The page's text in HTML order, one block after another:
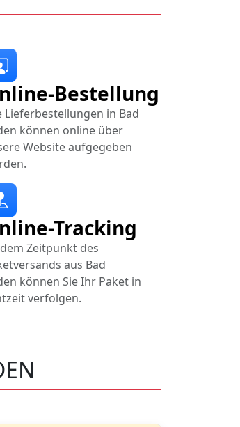
Bestellung
Lieferbestellungen in Bad
können online über
Website aufgegeben
Tracking
Zeitpunkt des
aus Bad
können Sie Ihr Paket in
verfolgen.